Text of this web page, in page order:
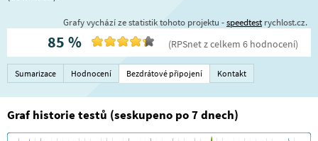
Grafy vychází ze statistik tohoto projektu -speedtestrychlost.cz.
85 % (RPSnetz celkem 6 hodnocení)
Sumarizace Hodnocení Bezdrátové připojení Kontakt
Graf historie testů (seskupeno po 7 dnech)